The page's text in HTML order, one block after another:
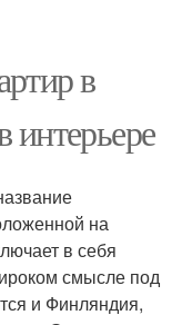
в
интерьере
на
в себя
смысле под
и Финляндия,